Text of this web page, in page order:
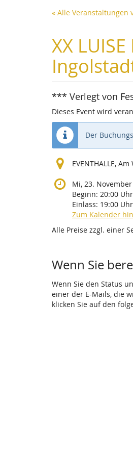
« Alle Veranstaltungen
XX
*** Verlegt von
Dieses Event wird
Der
EVENTHALLE,
Mi, 23.
Beginn: 20:00 Uhr
Einlass: 19:00 Uhr
Zum Kalender
Alle Preise zzgl. einer
Wenn Sie
Wenn Sie den Status
einer der E-Mails, die
klicken Sie auf den